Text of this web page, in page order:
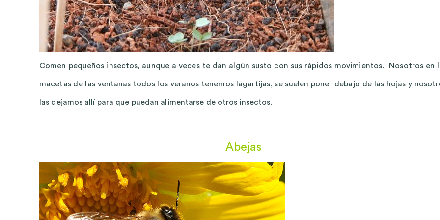
Comen pequeños insectos, aunque a veces te dan algún susto con sus rápidos movimientos. Nosotros en
macetas de las ventanas todos los veranos tenemos lagartijas, se suelen poner debajo de las hojas y
las dejamos allí para que puedan alimentarse de otros insectos.
Abejas